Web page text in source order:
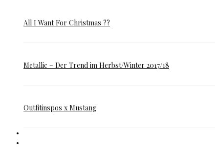
All I Want For Christmas ??
Metallic – Der Trend im Herbst/Winter 2017/18
Outfitinspos x Mustang